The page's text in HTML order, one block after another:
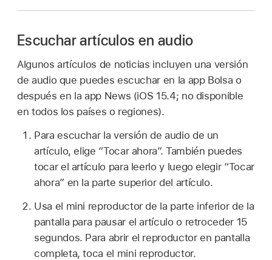
Escuchar artículos en audio
Algunos artículos de noticias incluyen una versión
de audio que puedes escuchar en la app Bolsa o
después en la app News (iOS 15.4; no disponible
en todos los países o regiones).
Para escuchar la versión de audio de un
artículo, elige “Tocar ahora”. También puedes
tocar el artículo para leerlo y luego elegir “Tocar
ahora” en la parte superior del artículo.
Usa el mini reproductor de la parte inferior de la
pantalla para pausar el artículo o retroceder 15
segundos. Para abrir el reproductor en pantalla
completa, toca el mini reproductor.